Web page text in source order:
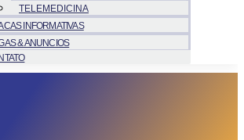
TELEMEDICINA
INFORMATIVAS
& ANUNCIOS